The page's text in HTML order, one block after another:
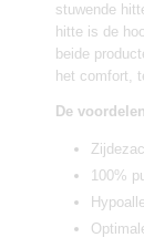
stuwende
hitte is de
beide
het comfort,
De
100%